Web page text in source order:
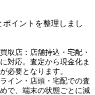
イントを整理しまし
取店：店舗持込・宅配・
対応。査定から現金化ま
必要となります。
イン・店頭・宅配での査
で、端末の状態ごとに減